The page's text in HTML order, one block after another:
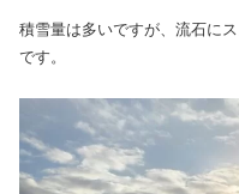
積雪量は多いですが、流石に
です。